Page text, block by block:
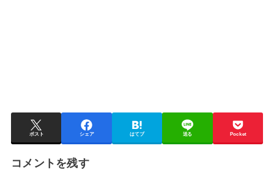
ポスト シェア はてブ 送る Pocket
コメントを残す